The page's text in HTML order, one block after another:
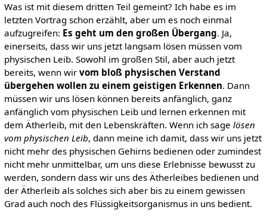
Was ist mit diesem dritten Teil gemeint? Ich habe es im
letzten Vortrag schon erzählt, aber um es noch einmal
aufzugreifen: Es geht um den großen Übergang. Ja,
einerseits, dass wir uns jetzt langsam lösen müssen vom
physischen Leib. Sowohl im großen Stil, aber auch jetzt
bereits, wenn wir vom bloß physischen Verstand
übergehen wollen zu einem geistigen Erkennen. Dann
müssen wir uns lösen können bereits anfänglich, ganz
anfänglich vom physischen Leib und lernen erkennen mit
dem Ätherleib, mit den Lebenskräften. Wenn ich sage lösen
vom physischen Leib, dann meine ich damit, dass wir uns jetzt
nicht mehr des physischen Gehirns bedienen oder zumindest
nicht mehr unmittelbar, um uns diese Erlebnisse bewusst zu
werden, sondern dass wir uns des Ätherleibes bedienen und
der Ätherleib als solches sich aber bis zu einem gewissen
Grad auch noch des Flüssigkeitsorganismus in uns bedient.